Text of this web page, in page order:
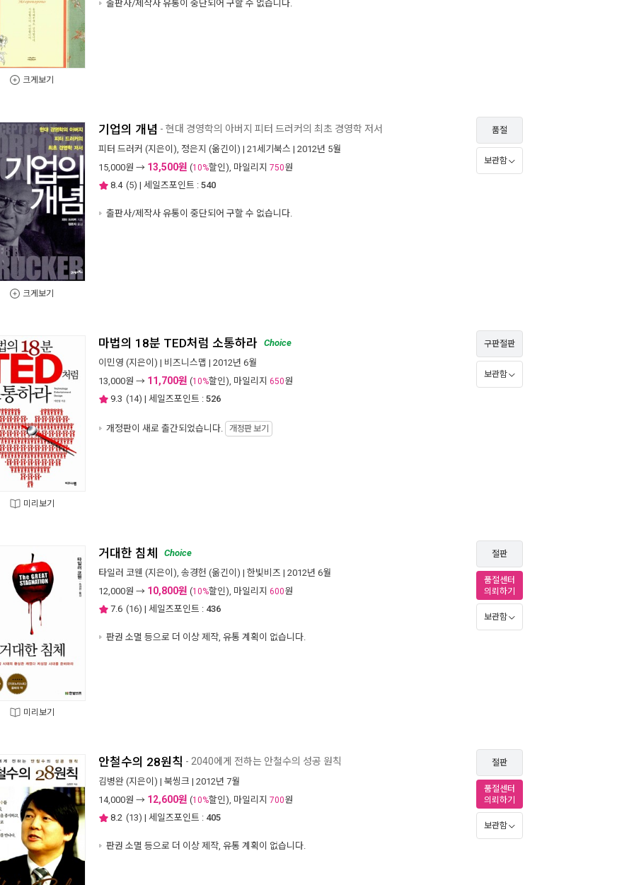
크게보기
출판사/제작사 유통이 중단되어 구할 수 없습니다.
크게보기
기업의 개념 - 현대 경영학의 아버지 피터 드러커의 최초 경영학 저서
피터 드러커 (지은이), 정은지 (옮긴이) | 21세기북스 | 2012년 5월
15,000원 → 13,500원 (10%할인), 마일리지 750원
8.4 (5) | 세일즈포인트 : 540
출판사/제작사 유통이 중단되어 구할 수 없습니다.
품절
보관함
미리보기
마법의 18분 TED처럼 소통하라 Choice
이민영 (지은이) | 비즈니스맵 | 2012년 6월
13,000원 → 11,700원 (10%할인), 마일리지 650원
9.3 (14) | 세일즈포인트 : 526
개정판이 새로 출간되었습니다. 개정판 보기
구판절판
보관함
미리보기
거대한 침체
Choice
타일러 코웬 (지은이), 송경헌 (옮긴이) | 한빛비즈 | 2012년 6월
12,000원 → 10,800원 (10%할인), 마일리지 600원
7.6 (16) | 세일즈포인트 : 436
판권 소멸 등으로 더 이상 제작, 유통 계획이 없습니다.
절판
품절센터
의뢰하기
보관함
안철수의 28원칙 - 2040에게 전하는 안철수의 성공 원칙
김병완 (지은이) | 북씽크 | 2012년 7월
14,000원 → 12,600원 (10%할인), 마일리지 700원
8.2 (13) | 세일즈포인트 : 405
판권 소멸 등으로 더 이상 제작, 유통 계획이 없습니다.
절판
품절센터
의뢰하기
보관함